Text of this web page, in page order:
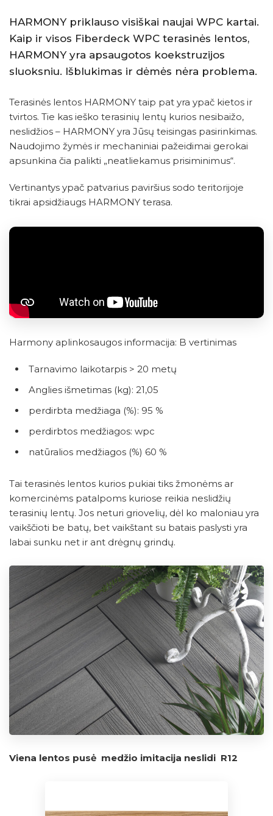
HARMONY priklauso visiškai naujai WPC kartai.
Kaip ir visos Fiberdeck WPC terasinės lentos,
HARMONY yra apsaugotos koekstruzijos
sluoksniu. Išblukimas ir dėmės nėra problema.
Terasinės lentos HARMONY taip pat yra ypač kietos ir
tvirtos. Tie kas ieško terasinių lentų kurios nesibaižo,
neslidžios – HARMONY yra Jūsų teisingas pasirinkimas.
Naudojimo žymės ir mechaniniai pažeidimai gerokai
apsunkina čia palikti „neatliekamus prisiminimus“.
Vertinantys ypač patvarius paviršius sodo teritorijoje
tikrai apsidžiaugs HARMONY terasa.
Harmony aplinkosaugos informacija: B vertinimas
Tarnavimo laikotarpis > 20 metų
Anglies išmetimas (kg): 21,05
perdirbta medžiaga (%): 95 %
perdirbtos medžiagos: wpc
natūralios medžiagos (%) 60 %
Tai terasinės lentos kurios pukiai tiks žmonėms ar
komercinėms patalpoms kuriose reikia neslidžių
terasinių lentų. Jos neturi griovelių, dėl ko maloniau yra
vaikščioti be batų, bet vaikštant su batais paslysti yra
labai sunku net ir ant drėgnų grindų.
Viena lentos pusė medžio imitacija neslidi R12